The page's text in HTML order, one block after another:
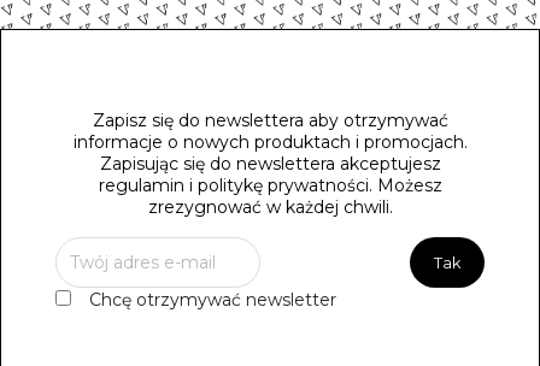
Zapisz się do newslettera aby otrzymywać
informacje o nowych produktach i promocjach.
Zapisując się do newslettera akceptujesz
regulamin i politykę prywatności. Możesz
zrezygnować w każdej chwili.
Chcę otrzymywać newsletter